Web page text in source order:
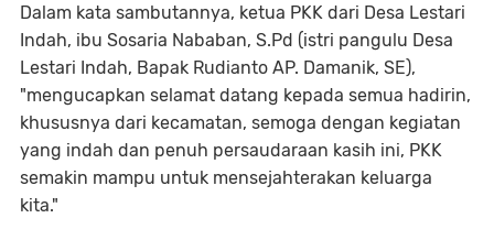
Dalam kata sambutannya, ketua PKK dari Desa Lestari
Indah, ibu Sosaria Nababan, S.Pd (istri pangulu Desa
Lestari Indah, Bapak Rudianto AP. Damanik, SE),
"mengucapkan selamat datang kepada semua hadirin,
khususnya dari kecamatan, semoga dengan kegiatan
yang indah dan penuh persaudaraan kasih ini, PKK
semakin mampu untuk mensejahterakan keluarga
kita."